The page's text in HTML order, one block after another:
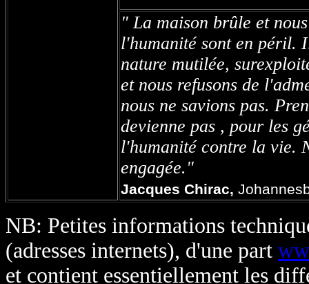
" La maison brûle et
l'humanité sont en péril.
nature mutilée,
et nous refusons de
nous ne savions pas.
devienne pas , pour les
l'humanité contre la vie.
engagée."
Jacques Chirac,
NB: Petites informations
(adresses internets), d'une part
et contient essentiellement les